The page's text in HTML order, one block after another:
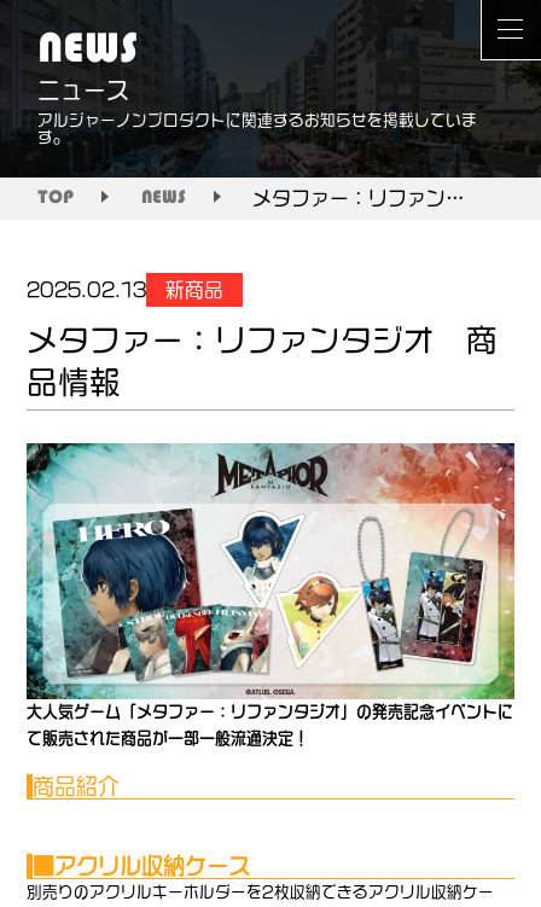
NEWS
ニュース
アルジャーノンプロダクトに関連するお知らせを掲載していま
す。
TOP NEWS メタファー：リファンタジオ 商品情報
2025.02.13 新商品
メタファー：リファンタジオ 商
品情報
大人気ゲーム「メタファー：リファンタジオ」の発売記念イベントに
て販売された商品が一部一般流通決定！
商品紹介
■アクリル収納ケース
別売りのアクリルキーホルダーを2枚収納できるアクリル収納ケー